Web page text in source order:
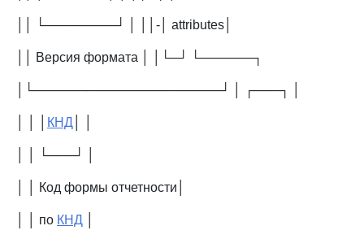
││ └────────┘ │ ││-│ attributes│
││ Версия формата │ │└─┘ └──────┐
│└─────────────────────┘ │ ┌───┐ │
КНД
│ │ └───┘ │
│ │ Код формы отчетности│
│ │ по КНД